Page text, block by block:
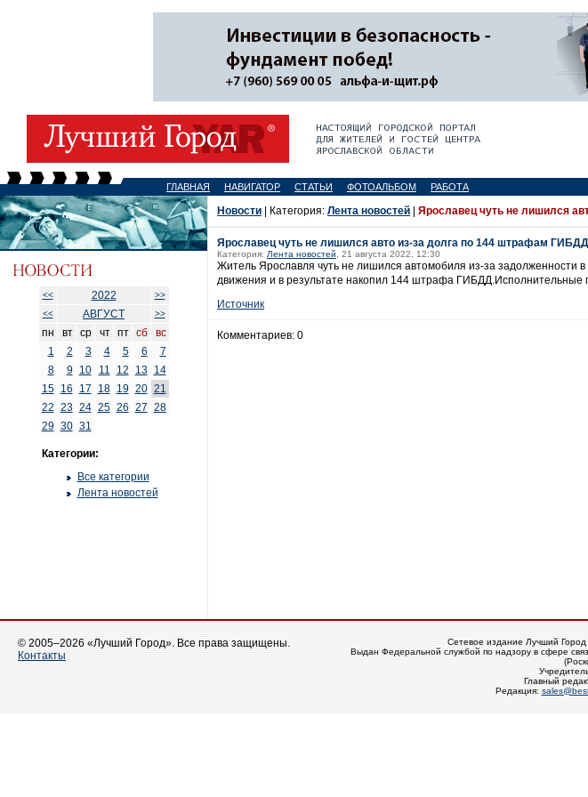
ГЛАВНАЯ НАВИГАТОР СТАТЬИ ФОТОАЛЬБОМ РАБОТА
<< 2022
>>
<<
АВГУСТ >>
пн вт ср чт пт сб
вс
1
2 3 4 5 6
7
8
9 10 11 12 13
14
15
16 17 18 19 20 21
22 23 24 25 26 27 28
29 30 31
Категории:
Все категории
Лента новостей
Новости | Категория: Лента новостей Ярославец чуть не лишился
Ярославец чуть не лишился авто из-за долга по 144 штрафам ГИБДД
Категория: Лента новостей , 21 августа 2022, 12:30
Житель Ярославля чуть не лишился автомобиля из-за задолженности
движения и в результате накопил 144 штрафа ГИБДД.Исполнительные
Источник
Комментариев: 0
© 2005–2026 «Лучший Город». Все права защищены.
Контакты
Сетевое издание Лучший Город
Выдан Федеральной службой по надзору в сфере
Главный
Редакция: